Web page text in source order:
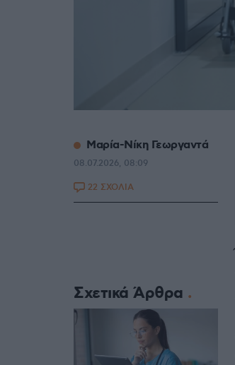
Μαρία-Νίκη Γεωργαντά
08.07.2026, 08:09
22 ΣΧΟΛΙΑ
Σχετικά Άρθρα